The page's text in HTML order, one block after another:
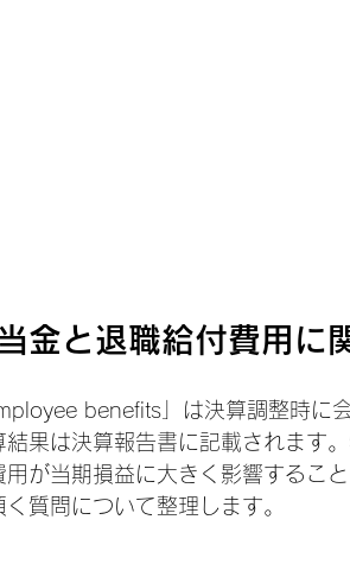
金と退職給付費用に
benefits」は決算調整時に
果は決算報告書に記載されます
が当期損益に大きく影響するこ
質問について整理します。